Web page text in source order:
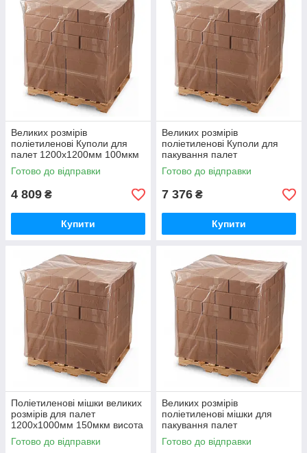
Великих розмірів
поліетиленові Куполи для
палет 1200х1200мм 100мкм
висота вантажу 160см
(вторинний PE)
Готово до відправки
4 809 ₴
Купити
Великих розмірів
поліетиленові Куполи для
пакування палет
1200х1200мм 100мкм висота
вантажу 30см (вторинний PE)
Готово до відправки
7 376 ₴
Купити
Поліетиленові мішки великих
розмірів для палет
1200х1000мм 150мкм висота
вантажу 130см (вторинний
PE)
Готово до відправки
Великих розмірів
поліетиленові мішки для
пакування палет
1200х1000мм 150мкм висота
вантажу 270см (вторинний
Готово до відправки